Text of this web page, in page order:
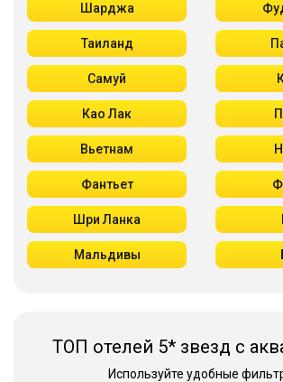
Шарджа
Таиланд
Самуй
Као Лак
Вьетнам
Фантьет
Шри Ланка
Мальдивы
ТОП отелей 5* звезд с
Используйте удобные